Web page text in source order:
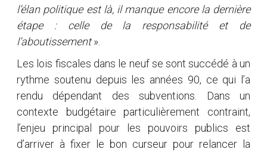
l’élan politique est là, il manque encore la dernière
étape : celle de la responsabilité et de
l’aboutissement».
Les lois fiscales dans le neuf se sont succédé à un
rythme soutenu depuis les années 90, ce qui l’a
rendu dépendant des subventions. Dans un
contexte budgétaire particulièrement contraint,
l’enjeu principal pour les pouvoirs publics est
d’arriver à fixer le bon curseur pour relancer la